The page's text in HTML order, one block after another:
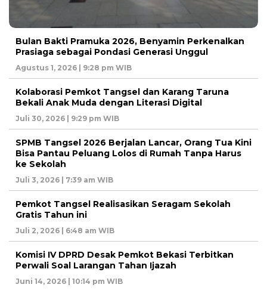
Bulan Bakti Pramuka 2026, Benyamin Perkenalkan
Prasiaga sebagai Pondasi Generasi Unggul
Agustus 1, 2026 | 9:28 pm WIB
Kolaborasi Pemkot Tangsel dan Karang Taruna
Bekali Anak Muda dengan Literasi Digital
Juli 30, 2026 | 9:29 pm WIB
SPMB Tangsel 2026 Berjalan Lancar, Orang Tua Kini
Bisa Pantau Peluang Lolos di Rumah Tanpa Harus
ke Sekolah
Juli 3, 2026 | 7:39 am WIB
Pemkot Tangsel Realisasikan Seragam Sekolah
Gratis Tahun ini
Juli 2, 2026 | 6:48 am WIB
Komisi IV DPRD Desak Pemkot Bekasi Terbitkan
Perwali Soal Larangan Tahan Ijazah
Juni 14, 2026 | 10:14 pm WIB